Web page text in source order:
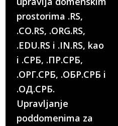
prostorima .RS,
.CO.RS, .ORG.RS,
.EDU.RS i .IN.RS, kao
i .СРБ, .ПР.СРБ,
.ОРГ.СРБ, .ОБР.СРБ i
.ОД.СРБ.
Upravljanje
poddomenima za